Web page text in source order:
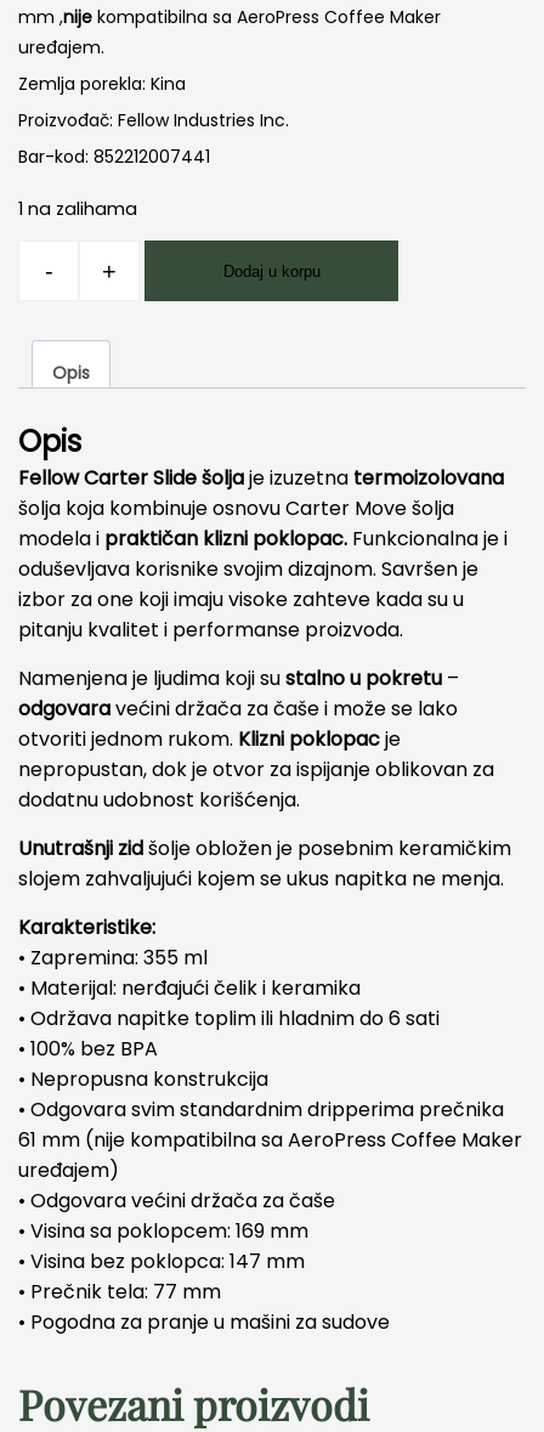
mm ,nije kompatibilna sa AeroPress Coffee Maker
uređajem.
Zemlja porekla: Kina
Proizvođač: Fellow Industries Inc.
Bar-kod: 852212007441
1 na zalihama
-
termos
šolja
količina
+ Dodaj u korpu
Opis
Opis
Fellow Carter Slide šoljaje izuzetna termoizolovana
šolja koja kombinuje osnovu Carter Move šolja
modela i praktičan klizni poklopac. Funkcionalna je i
oduševljava korisnike svojim dizajnom. Savršen je
izbor za one koji imaju visoke zahteve kada su u
pitanju kvalitet i performanse proizvoda.
Namenjena je ljudima koji sustalno u pokretu –
odgovaravećini držača za čaše i može se lako
otvoriti jednom rukom. Klizni poklopacje
nepropustan, dok je otvor za ispijanje oblikovan za
dodatnu udobnost korišćenja.
Unutrašnji zidšolje obložen je posebnim keramičkim
slojem zahvaljujući kojem se ukus napitka ne menja.
Karakteristike:
• Zapremina: 355 ml
• Materijal: nerđajući čelik i keramika
• Održava napitke toplim ili hladnim do 6 sati
• 100% bez BPA
• Nepropusna konstrukcija
• Odgovara svim standardnim dripperima prečnika
61 mm (nije kompatibilna sa AeroPress Coffee Maker
uređajem)
• Odgovara većini držača za čaše
• Visina sa poklopcem: 169 mm
• Visina bez poklopca: 147 mm
• Prečnik tela: 77 mm
• Pogodna za pranje u mašini za sudove
Povezani proizvodi